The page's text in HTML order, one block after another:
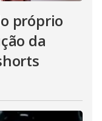
próprio
da